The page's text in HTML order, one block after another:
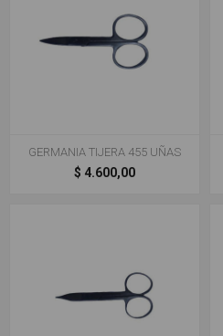
GERMANIA TIJERA 455 UÑAS
$ 4.600,00